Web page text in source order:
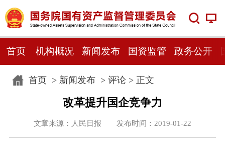
首页 机构概况 新闻发布 国资监管 政务公开
首页> 新闻发布> 评论 > 正文
改革提升国企竞争力
文章来源：人民日报 发布时间：2019-01-22